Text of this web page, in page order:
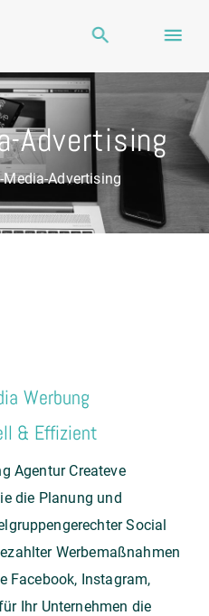
Advertising
Media-Advertising
Werbung
& Effizient
Agentur Createve
die Planung und
Social
Werbemaßnahmen
Facebook, Instagram,
Ihr Unternehmen die